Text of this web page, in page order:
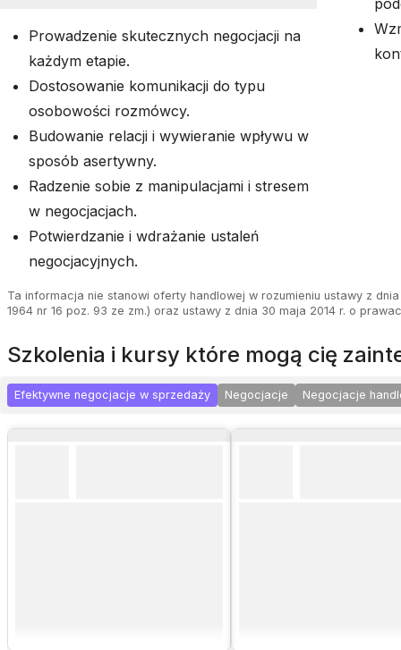
Prowadzenie skutecznych negocjacji na
każdym etapie.
Dostosowanie komunikacji do typu
osobowości rozmówcy.
Budowanie relacji i wywieranie wpływu w
sposób asertywny.
Radzenie sobie z manipulacjami i stresem
w negocjacjach.
Potwierdzanie i wdrażanie ustaleń
negocjacyjnych.
Ta informacja nie stanowi oferty handlowej w rozumieniu ustawy z
1964 nr 16 poz. 93 ze zm.) oraz ustawy z dnia 30 maja 2014 r. o
szkolenia i kursy które mogą cię
Efektywne negocjacje w sprzedaży Negocjacje Negocjacje